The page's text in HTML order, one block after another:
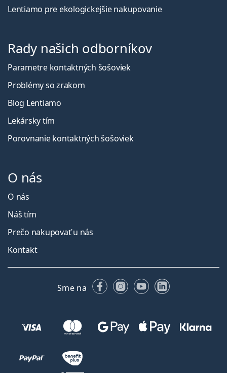
Lentiamo pre ekologickejšie nakupovanie
Rady našich odborníkov
Parametre kontaktných šošoviek
Problémy so zrakom
Blog Lentiamo
Lekársky tím
Porovnanie kontaktných šošoviek
O nás
O nás
Náš tím
Prečo nakupovať u nás
Kontakt
Sme na FacebookuInstagrame
YouTubeLinkedIn